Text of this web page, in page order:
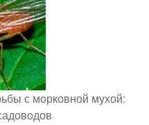
с морковной мухой: